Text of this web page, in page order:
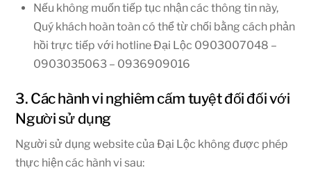
Nếu không muốn tiếp tục nhận các thông tin này,
Quý khách hoàn toàn có thể từ chối bằng cách phản
hồi trực tiếp với hotline Đại Lộc 0903007048 –
0903035063 – 0936909016
3. Các hành vi nghiêm cấm tuyệt đối đối với
Người sử dụng
Người sử dụng website của Đại Lộc không được phép
thực hiện các hành vi sau: